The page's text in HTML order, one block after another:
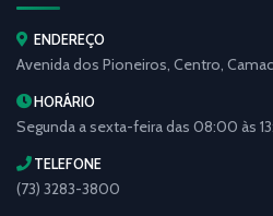
ENDEREÇO
Avenida dos Pioneiros, Centro,
HORÁRIO
Segunda a sexta-feira das 08:00 às
TELEFONE
(73) 3283-3800